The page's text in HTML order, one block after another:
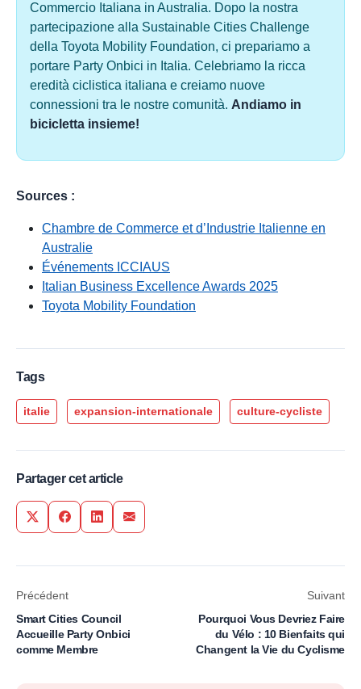
Commercio Italiana in Australia. Dopo la nostra
partecipazione alla Sustainable Cities Challenge
della Toyota Mobility Foundation, ci prepariamo a
portare Party Onbici in Italia. Celebriamo la ricca
eredità ciclistica italiana e creiamo nuove
connessioni tra le nostre comunità. Andiamo in
bicicletta insieme!
Sources :
Chambre de Commerce et d’Industrie Italienne en
Australie
Événements ICCIAUS
Italian Business Excellence Awards 2025
Toyota Mobility Foundation
Tags
italie expansion-internationale culture-cycliste
Partager cet article
Share on Twitter
Share on Facebook
Share on LinkedIn
Share via Email
Précédent
Smart Cities Council
Accueille Party Onbici
comme Membre
Suivant
Pourquoi Vous Devriez Faire
du Vélo : 10 Bienfaits qui
Changent la Vie du Cyclisme